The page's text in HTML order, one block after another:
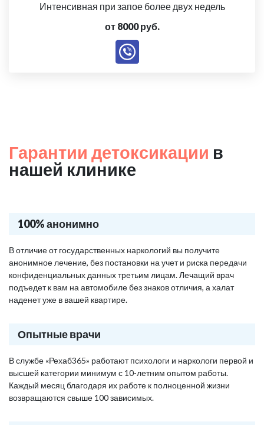
Интенсивная при запое более двух недель
от 8000 руб.
Гарантии детоксикации в
нашей клинике
100% анонимно
В отличие от государственных наркологий вы получите
анонимное лечение, без постановки на учет и риска передачи
конфиденциальных данных третьим лицам. Лечащий врач
подъедет к вам на автомобиле без знаков отличия, а халат
наденет уже в вашей квартире.
Опытные врачи
В службе «Рехаб365» работают психологи и наркологи первой и
высшей категории минимум с 10-летним опытом работы.
Каждый месяц благодаря их работе к полноценной жизни
возвращаются свыше 100 зависимых.